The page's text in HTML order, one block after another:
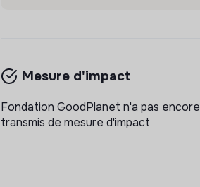
Mesure d'impact
Fondation GoodPlanet n'a pas encore
transmis de mesure d'impact